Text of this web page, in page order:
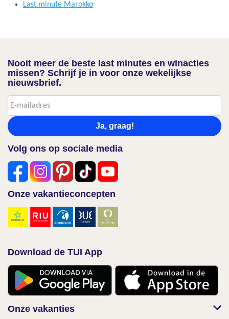
Last minute Marokko
Nooit meer de beste last minutes en winacties
missen? Schrijf je in voor onze wekelijkse
nieuwsbrief.
Ja, graag!
Volg ons op sociale media
Onze vakantieconcepten
Download de TUI App
Onze vakanties